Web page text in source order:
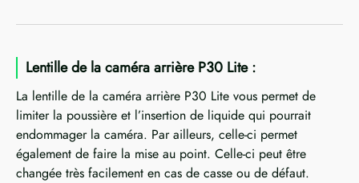
Lentille de la caméra arrière P30 Lite :
La lentille de la caméra arrière P30 Lite vous permet de
limiter la poussière et l’insertion de liquide qui pourrait
endommager la caméra. Par ailleurs, celle-ci permet
également de faire la mise au point. Celle-ci peut être
changée très facilement en cas de casse ou de défaut.